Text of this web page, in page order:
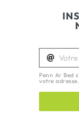
Penn Ar Bed
votre adresse.